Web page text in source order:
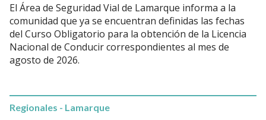
El Área de Seguridad Vial de Lamarque informa a la
comunidad que ya se encuentran definidas las fechas
del Curso Obligatorio para la obtención de la Licencia
Nacional de Conducir correspondientes al mes de
agosto de 2026.
Regionales - Lamarque